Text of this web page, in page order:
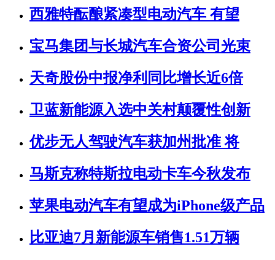
西雅特酝酿紧凑型电动汽车 有望
宝马集团与长城汽车合资公司光束
天奇股份中报净利同比增长近6倍
卫蓝新能源入选中关村颠覆性创新
优步无人驾驶汽车获加州批准 将
马斯克称特斯拉电动卡车今秋发布
苹果电动汽车有望成为iPhone级产品
比亚迪7月新能源车销售1.51万辆